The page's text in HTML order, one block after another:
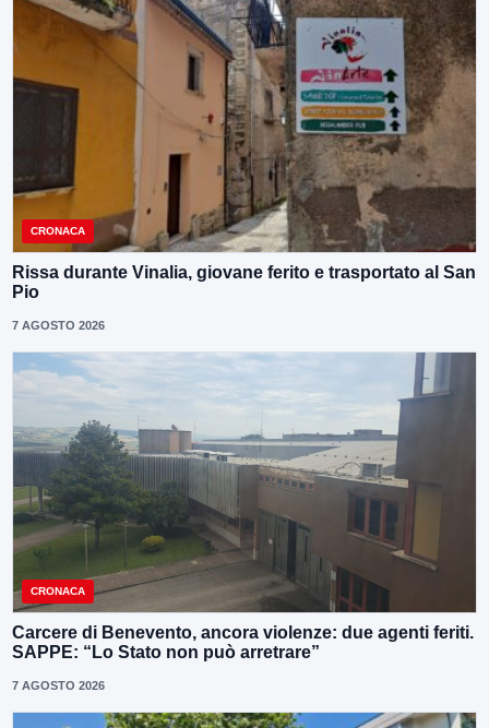
CRONACA
Rissa durante Vinalia, giovane ferito e trasportato al San
Pio
7 AGOSTO 2026
CRONACA
Carcere di Benevento, ancora violenze: due agenti feriti.
SAPPE: “Lo Stato non può arretrare”
7 AGOSTO 2026